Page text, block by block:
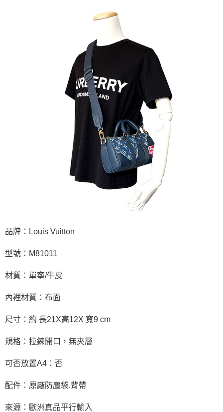
品牌：Louis Vuitton
型號：M81011
材質：單寧/牛皮
內裡材質：布面
尺寸：約 長21X高12X 寬9 cm
規格：拉鍊開口，無夾層
可否放置A4：否
配件：原廠防塵袋.背帶
來源：歐洲真品平行輸入